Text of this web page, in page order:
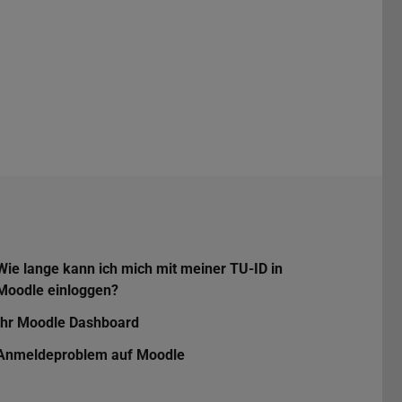
lange kann ich mich mit meiner TU-ID in
einloggen?
Moodle Dashboard
auf Moodle